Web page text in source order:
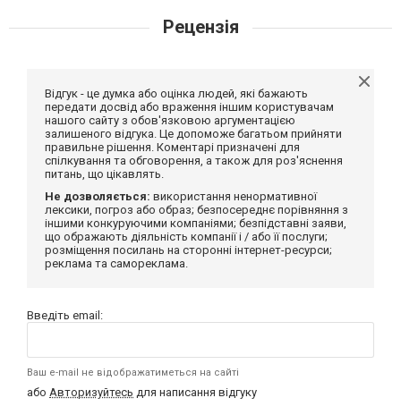
Рецензія
Відгук - це думка або оцінка людей, які бажають
передати досвід або враження іншим користувачам
нашого сайту з обов'язковою аргументацією
залишеного відгука. Це допоможе багатьом прийняти
правильне рішення. Коментарі призначені для
спілкування та обговорення, а також для роз'яснення
питань, що цікавлять.
Не дозволяється: використання ненормативної
лексики, погроз або образ; безпосереднє порівняння з
іншими конкуруючими компаніями; безпідставні заяви,
що ображають діяльність компанії і / або її послуги;
розміщення посилань на сторонні інтернет-ресурси;
реклама та самореклама.
Введіть email:
Ваш e-mail не відображатиметься на сайті
або Авторизуйтесь для написання відгуку